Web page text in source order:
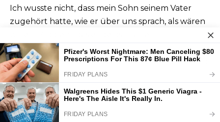
Ich wusste nicht, dass mein Sohn seinem Vater
zugehört hatte, wie er über uns sprach, als wären
Noah griff in die Schachtel und zog den Umschlag
heraus.
Seine Hände zitterten.